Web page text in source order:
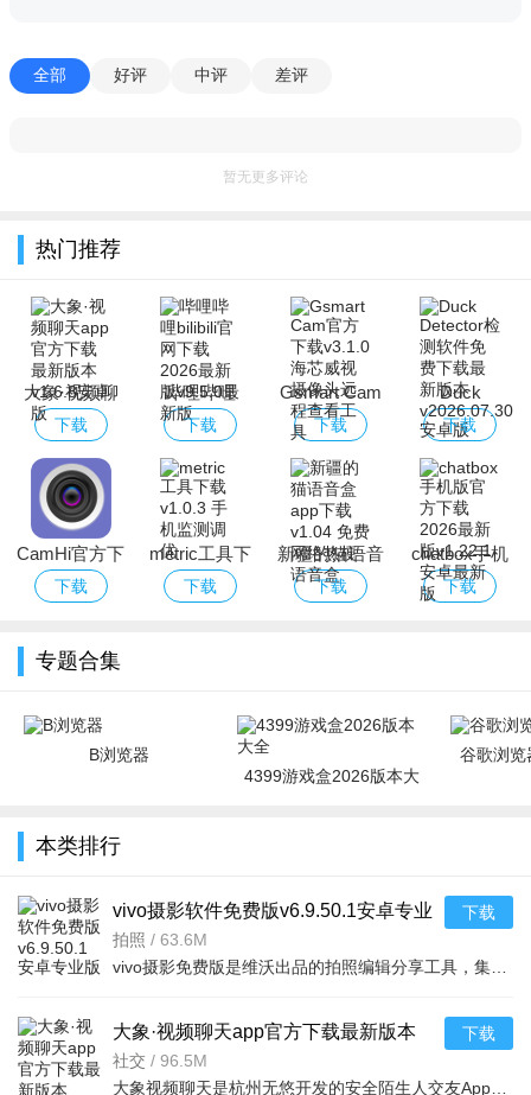
全部 好评 中评 差评
暂无更多评论
热门推荐
大象·视频聊
天app官方下
载最新版本
下载
哔哩哔哩
bilibili官网下
载2026最新版
下载
Gsmart Cam
官方下载
下载
Duck
Detector检测
软件免费下载
最新版本
下载
CamHi官方下
载
下载
metric工具下
载
下载
新疆的猫语音
盒app下载
下载
chatbox手机
版官方下载
下载
专题合集
B浏览器
4399游戏盒2026版本大
谷歌浏览
本类排行
vivo摄影软件免费版v6.9.50.1安卓专业
版
拍照 / 63.6M
下载
大象·视频聊天app官方下载最新版本
v1.6.8安卓版
社交 / 96.5M
下载